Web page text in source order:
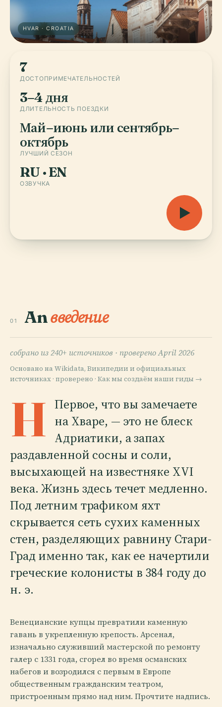
HVAR · CROATIA
7
ДОСТОПРИМЕЧАТЕЛЬНОСТЕЙ
3–4 дня
ДЛИТЕЛЬНОСТЬ ПОЕЗДКИ
Май–июнь или сентябрь–
октябрь
ЛУЧШИЙ СЕЗОН
RU · EN
ОЗВУЧКА
01 Anвведение
собрано из 240+ источников · проверено April 2026
Основано на Wikidata, Википедии и официальных
источниках · проверено · Как мы создаём наши гиды →
H Первое, что вы замечаете
на Хваре, — это не блеск
Адриатики, а запах
раздавленной сосны и соли,
высыхающей на известняке XVI
века. Жизнь здесь течет медленно.
Под летним трафиком яхт
скрывается сеть сухих каменных
стен, разделяющих равнину Стари-
Град именно так, как ее начертили
греческие колонисты в 384 году до
н. э.
Венецианские купцы превратили каменную
гавань в укрепленную крепость. Арсенал,
изначально служивший мастерской по ремонту
галер с 1331 года, сгорел во время османских
набегов и возродился с первым в Европе
общественным гражданским театром,
пристроенным прямо над ним. Прочтите надпись.